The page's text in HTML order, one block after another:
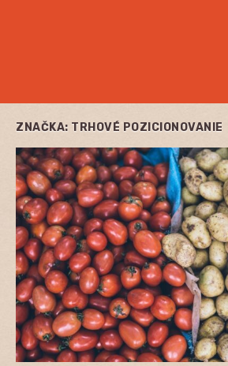
ZNAČKA: TRHOVÉ POZICIONOVANIE